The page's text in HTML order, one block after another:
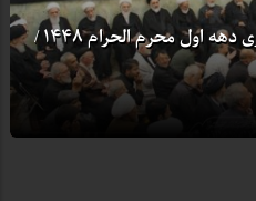
گزارش تصویری مراسم عزاداری دهه اول محرم الحرام 1448 /